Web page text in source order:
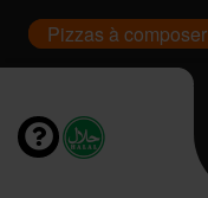
Pizzas à composer